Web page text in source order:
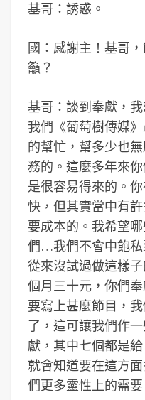
基哥：誘惑。
國：感謝主！基哥
籲？
基哥：談到奉獻，
我們《葡萄樹傳媒
的幫忙，幫多少也
務的。這麼多年來
是很容易得來的。
快，但其實當中有
要成本的。我希望
們…我們不會中飽私
從來沒試過做這樣
個月三十元，你們
要寫上甚麼節目，
了，這可讓我們作
獻，其中七個都是
就會知道要在這方
們更多靈性上的需